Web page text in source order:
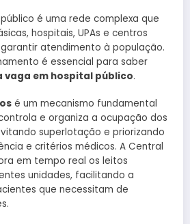
é uma rede complexa que
hospitais, UPAs e centros
atendimento à população.
é essencial para saber
vaga em hospital público.
é um mecanismo fundamental
e organiza a ocupação dos
superlotação e priorizando
e critérios médicos. A Central
em tempo real os leitos
unidades, facilitando a
que necessitam de